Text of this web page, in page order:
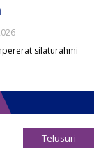
silaturahmi